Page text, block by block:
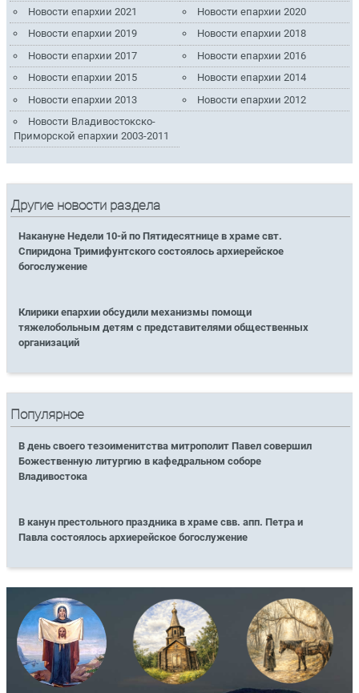
Новости епархии 2021
Новости епархии 2020
Новости епархии 2019
Новости епархии 2018
Новости епархии 2017
Новости епархии 2016
Новости епархии 2015
Новости епархии 2014
Новости епархии 2013
Новости епархии 2012
Новости Владивостокско-
Приморской епархии 2003-2011
Другие новости раздела
Накануне Недели 10-й по Пятидесятнице в храме свт.
Спиридона Тримифунтского состоялось архиерейское
богослужение
Клирики епархии обсудили механизмы помощи
тяжелобольным детям с представителями общественных
организаций
Популярное
В день своего тезоименитства митрополит Павел совершил
Божественную литургию в кафедральном соборе
Владивостока
В канун престольного праздника в храме свв. апп. Петра и
Павла состоялось архиерейское богослужение